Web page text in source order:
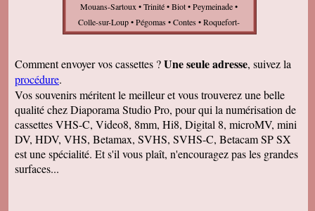
Mouans-Sartoux • Trinité • Biot • Peymeinade •
Colle-sur-Loup • Pégomas • Contes • Roquefort-
les-Pins • Gaude • Saint-André-de-la-Roche •
Mer • Levens • Tourrette-Levens • Cap-d'Ail •
Loup • Saint-Cézaire-sur-Siagne • Sospel •
Beaulieu-sur-Mer • Saint-Vallier-de-Thiey •
Châteauneuf-Grasse • Colomars • Saint-Paul-de-
Vence • Auribeau-sur-Siagne • Saint-Martin-du-
Var • Tignet • Turbie • Bar-sur-Loup • Escarène •
Comment envoyer vos cassettes ?Une seule adresse, suivez la
procédure.
Vos souvenirs méritent le meilleur et vous trouverez une belle
qualité chez Diaporama Studio Pro, pour qui la numérisation de
cassettes VHS-C, Video8, 8mm, Hi8, Digital 8, microMV, mini
DV, HDV, VHS, Betamax, SVHS, SVHS-C, Betacam SP SX
est une spécialité. Et s'il vous plaît, n'encouragez pas les grandes
surfaces...